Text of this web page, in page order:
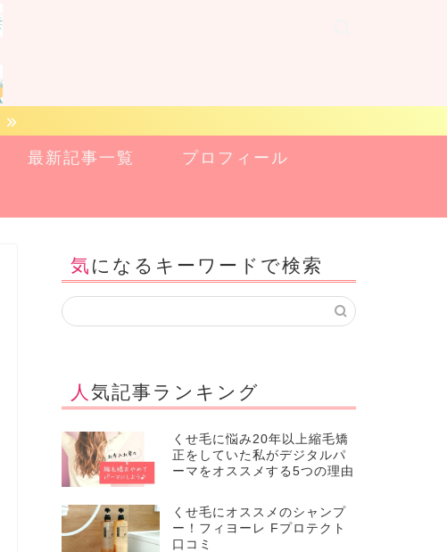
最新記事一覧
プロフィール
気になるキーワードで検索
人気記事ランキング
くせ毛に悩み20年以上縮毛矯
正をしていた私がデジタルパ
ーマをオススメする5つの理由
くせ毛にオススメのシャンプ
ー！フィヨーレ Fプロテクト
口コミ